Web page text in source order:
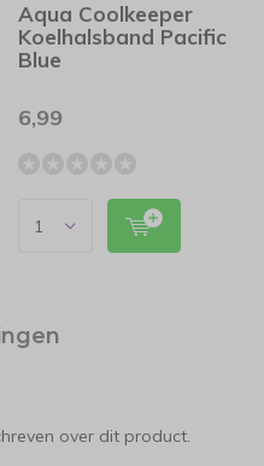
Aqua Coolkeeper
Koelhalsband Pacific
Blue
6,99
over dit product.